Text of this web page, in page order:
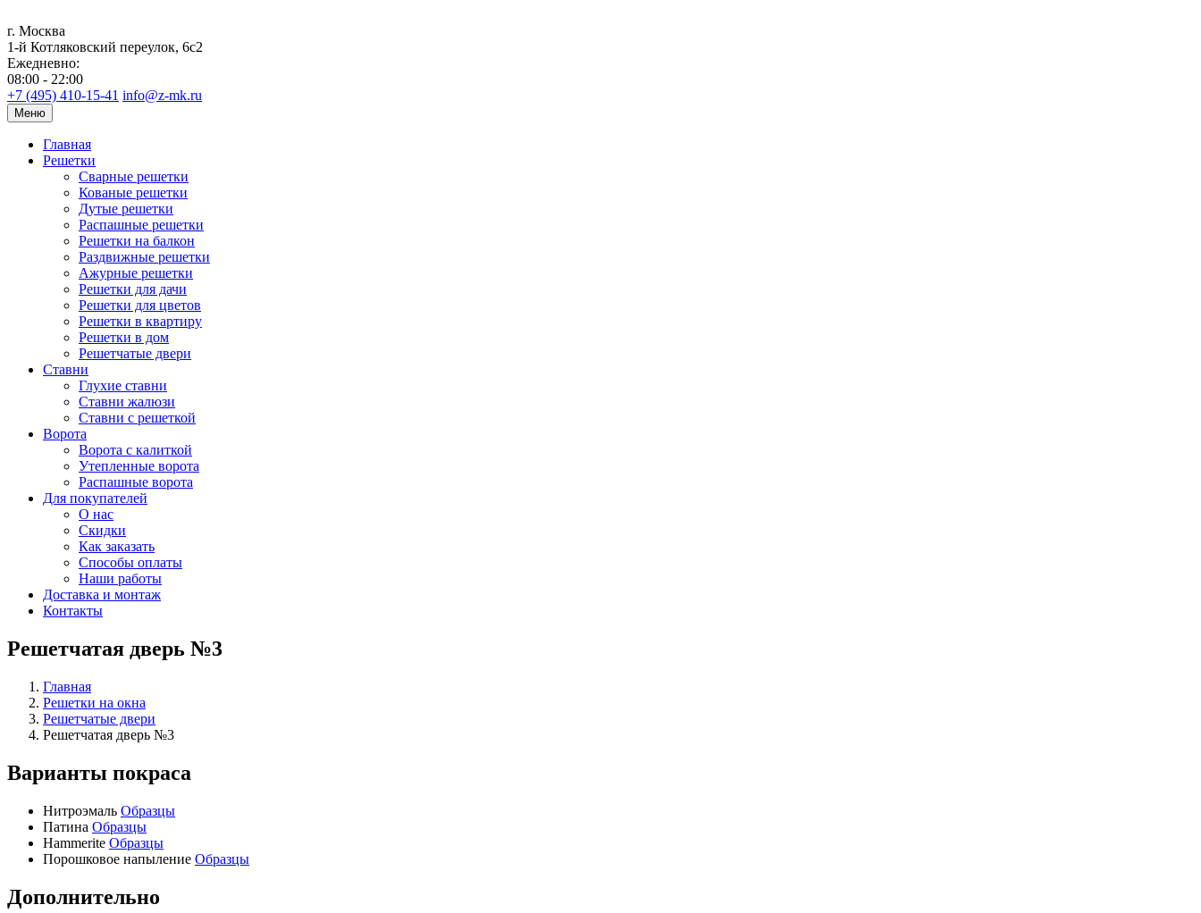
г. Москва
1-й Котляковский переулок, 6с2
Ежедневно:
08:00 - 22:00
+7 (495) 410-15-41 info@z-mk.ru
Меню
Главная
Решетки
Сварные решетки
Кованые решетки
Дутые решетки
Распашные решетки
Решетки на балкон
Раздвижные решетки
Ажурные решетки
Решетки для дачи
Решетки для цветов
Решетки в квартиру
Решетки в дом
Решетчатые двери
Ставни
Глухие ставни
Ставни жалюзи
Ставни с решеткой
Ворота
Ворота с калиткой
Утепленные ворота
Распашные ворота
Для покупателей
О нас
Скидки
Как заказать
Способы оплаты
Наши работы
Доставка и монтаж
Контакты
Решетчатая дверь №3
Главная
Решетки на окна
Решетчатые двери
Решетчатая дверь №3
Варианты покраса
Нитроэмаль Образцы
Патина Образцы
Hammerite Образцы
Порошковое напыление Образцы
Дополнительно